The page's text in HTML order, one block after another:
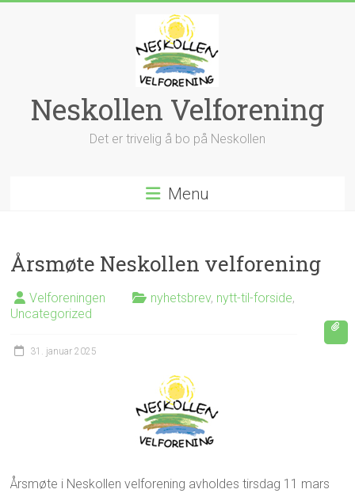
Neskollen Velforening
Det er trivelig å bo på Neskollen
Menu
Årsmøte Neskollen velforening
Velforeningen nyhetsbrev, nytt-til-forside,
Uncategorized
31. januar 2025
Årsmøte i Neskollen velforening avholdes tirsdag 11 mars